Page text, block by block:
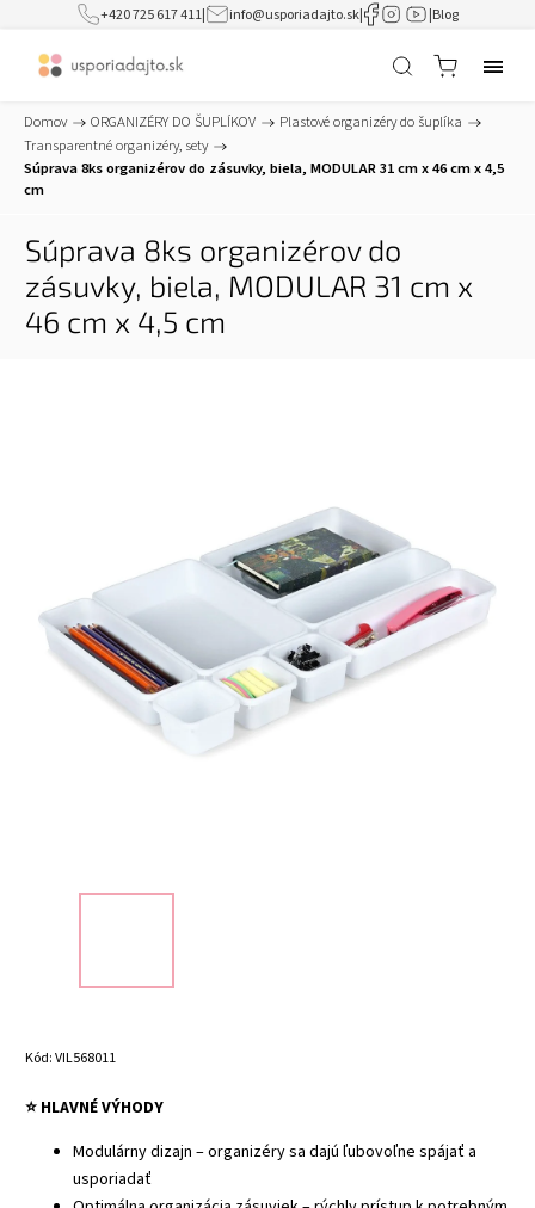
+420 725 617 411| info@usporiadajto.sk| |Blog
Domov / ORGANIZÉRY DO ŠUPLÍKOV / Plastové organizéry do šuplíka /
Transparentné organizéry, sety /
Súprava 8ks organizérov do zásuvky, biela, MODULAR 31 cm x 46 cm x 4,5
cm
Súprava 8ks organizérov do
zásuvky, biela, MODULAR 31 cm x
46 cm x 4,5 cm
Kód:VIL568011
⭐ HLAVNÉ VÝHODY
Modulárny dizajn – organizéry sa dajú ľubovoľne spájať a
usporiadať